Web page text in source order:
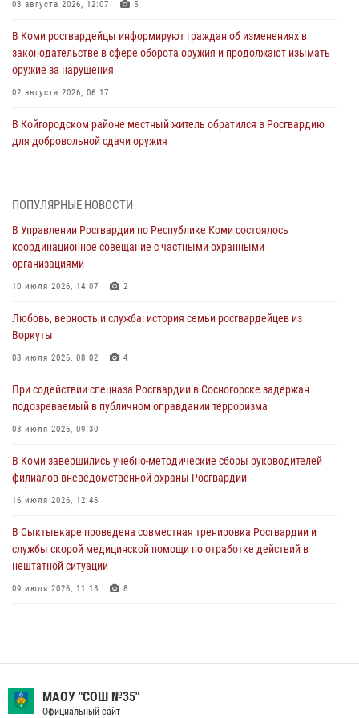
03 августа 2026, 12:07 5
В Коми росгвардейцы информируют граждан об изменениях в
законодательстве в сфере оборота оружия и продолжают изымать
оружие за нарушения
02 августа 2026, 06:17
В Койгородском районе местный житель обратился в Росгвардию
для добровольной сдачи оружия
Росгвардии по Республике Коми лично проверил ДОЛ «Орленок»
31 июля 2026, 06:57 8
В Усинске росгвардейцы оперативно отработали план «Квартал»
30 июля 2026, 13:53
В Санкт-Петербурге прошел окружной этап ежегодного
Всероссийского конкурса профессионального мастерства среди
сотрудников вневедомственной охраны Росгвардии
В Сыктывкаре росгвардейцы приняли участие в молебне в рамках
Дня Крещения Руси и Дня святого равноапостольного князя
28 июля 2026, 13:32 8
В Коми за неделю росгвардейцами выявлено более 10
деятельности
26 июля 2026, 06:48
ПОПУЛЯРНЫЕ НОВОСТИ
В Управлении Росгвардии по Республике Коми состоялось
координационное совещание с частными охранными
организациями
10 июля 2026, 14:07 2
Любовь, верность и служба: история семьи росгвардейцев из
Воркуты
08 июля 2026, 08:02 4
При содействии спецназа Росгвардии в Сосногорске задержан
подозреваемый в публичном оправдании терроризма
08 июля 2026, 09:30
В Коми завершились учебно-методические сборы руководителей
филиалов вневедомственной охраны Росгвардии
16 июля 2026, 12:46
В Сыктывкаре проведена совместная тренировка Росгвардии и
службы скорой медицинской помощи по отработке действий в
нештатной ситуации
09 июля 2026, 11:18 8
В Коми росгвардейцы поздравили с юбилеем директора филиала
ВГТРК «Коми Гор» Юлию Чубову
МАОУ "СОШ №35"
Официальный сайт